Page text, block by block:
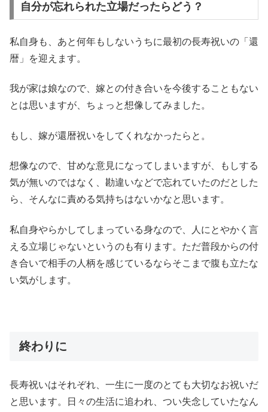
自分が忘れられた立場だったらどう？
私自身も、あと何年もしないうちに最初の長寿祝いの「還
暦」を迎えます。
我が家は娘なので、嫁との付き合いを今後することもない
とは思いますが、ちょっと想像してみました。
もし、嫁が還暦祝いをしてくれなかったらと。
想像なので、甘めな意見になってしまいますが、もしする
気が無いのではなく、勘違いなどで忘れていたのだとした
ら、そんなに責める気持ちはないかなと思います。
私自身やらかしてしまっている身なので、人にとやかく言
える立場じゃないというのも有ります。ただ普段からの付
き合いで相手の人柄を感じているならそこまで腹も立たな
い気がします。
終わりに
長寿祝いはそれぞれ、一生に一度のとても大切なお祝いだ
と思います。日々の生活に追われ、つい失念していたなん